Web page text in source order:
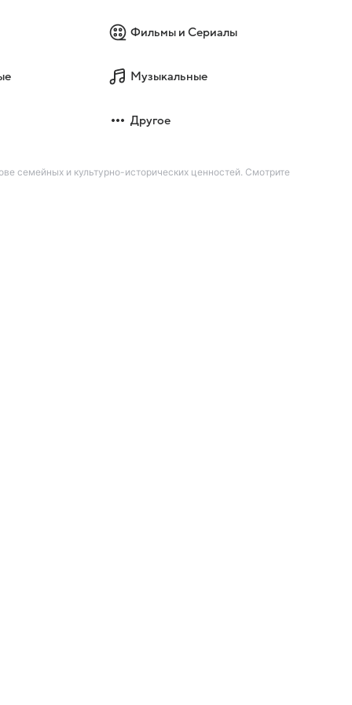
Фильмы и Сериалы
Музыкальные
Другое
семейных и культурно-исторических ценностей. Смотрите